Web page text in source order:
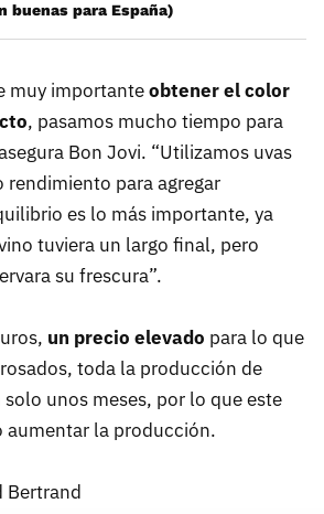
buenas para España)
muy importanteobtener el color
, pasamos mucho tiempo para
Bon Jovi. “Utilizamos uvas
rendimiento para agregar
es lo más importante, ya
tuviera un largo final, pero
su frescura”.
un precio elevado para lo que
toda la producción de
unos meses, por lo que este
aumentar la producción.
Bertrand